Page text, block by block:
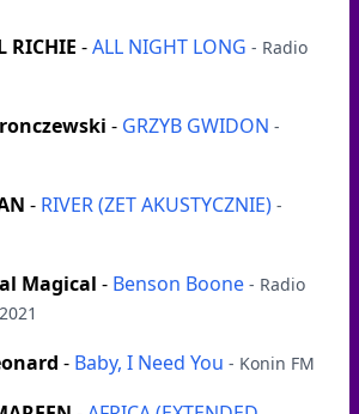
RICHIE -ALL NIGHT LONG - Radio
- GRZYB GWIDON -
- RIVER (ZET AKUSTYCZNIE) -
Magical - Benson Boone - Radio
- Baby, I Need You - Konin FM